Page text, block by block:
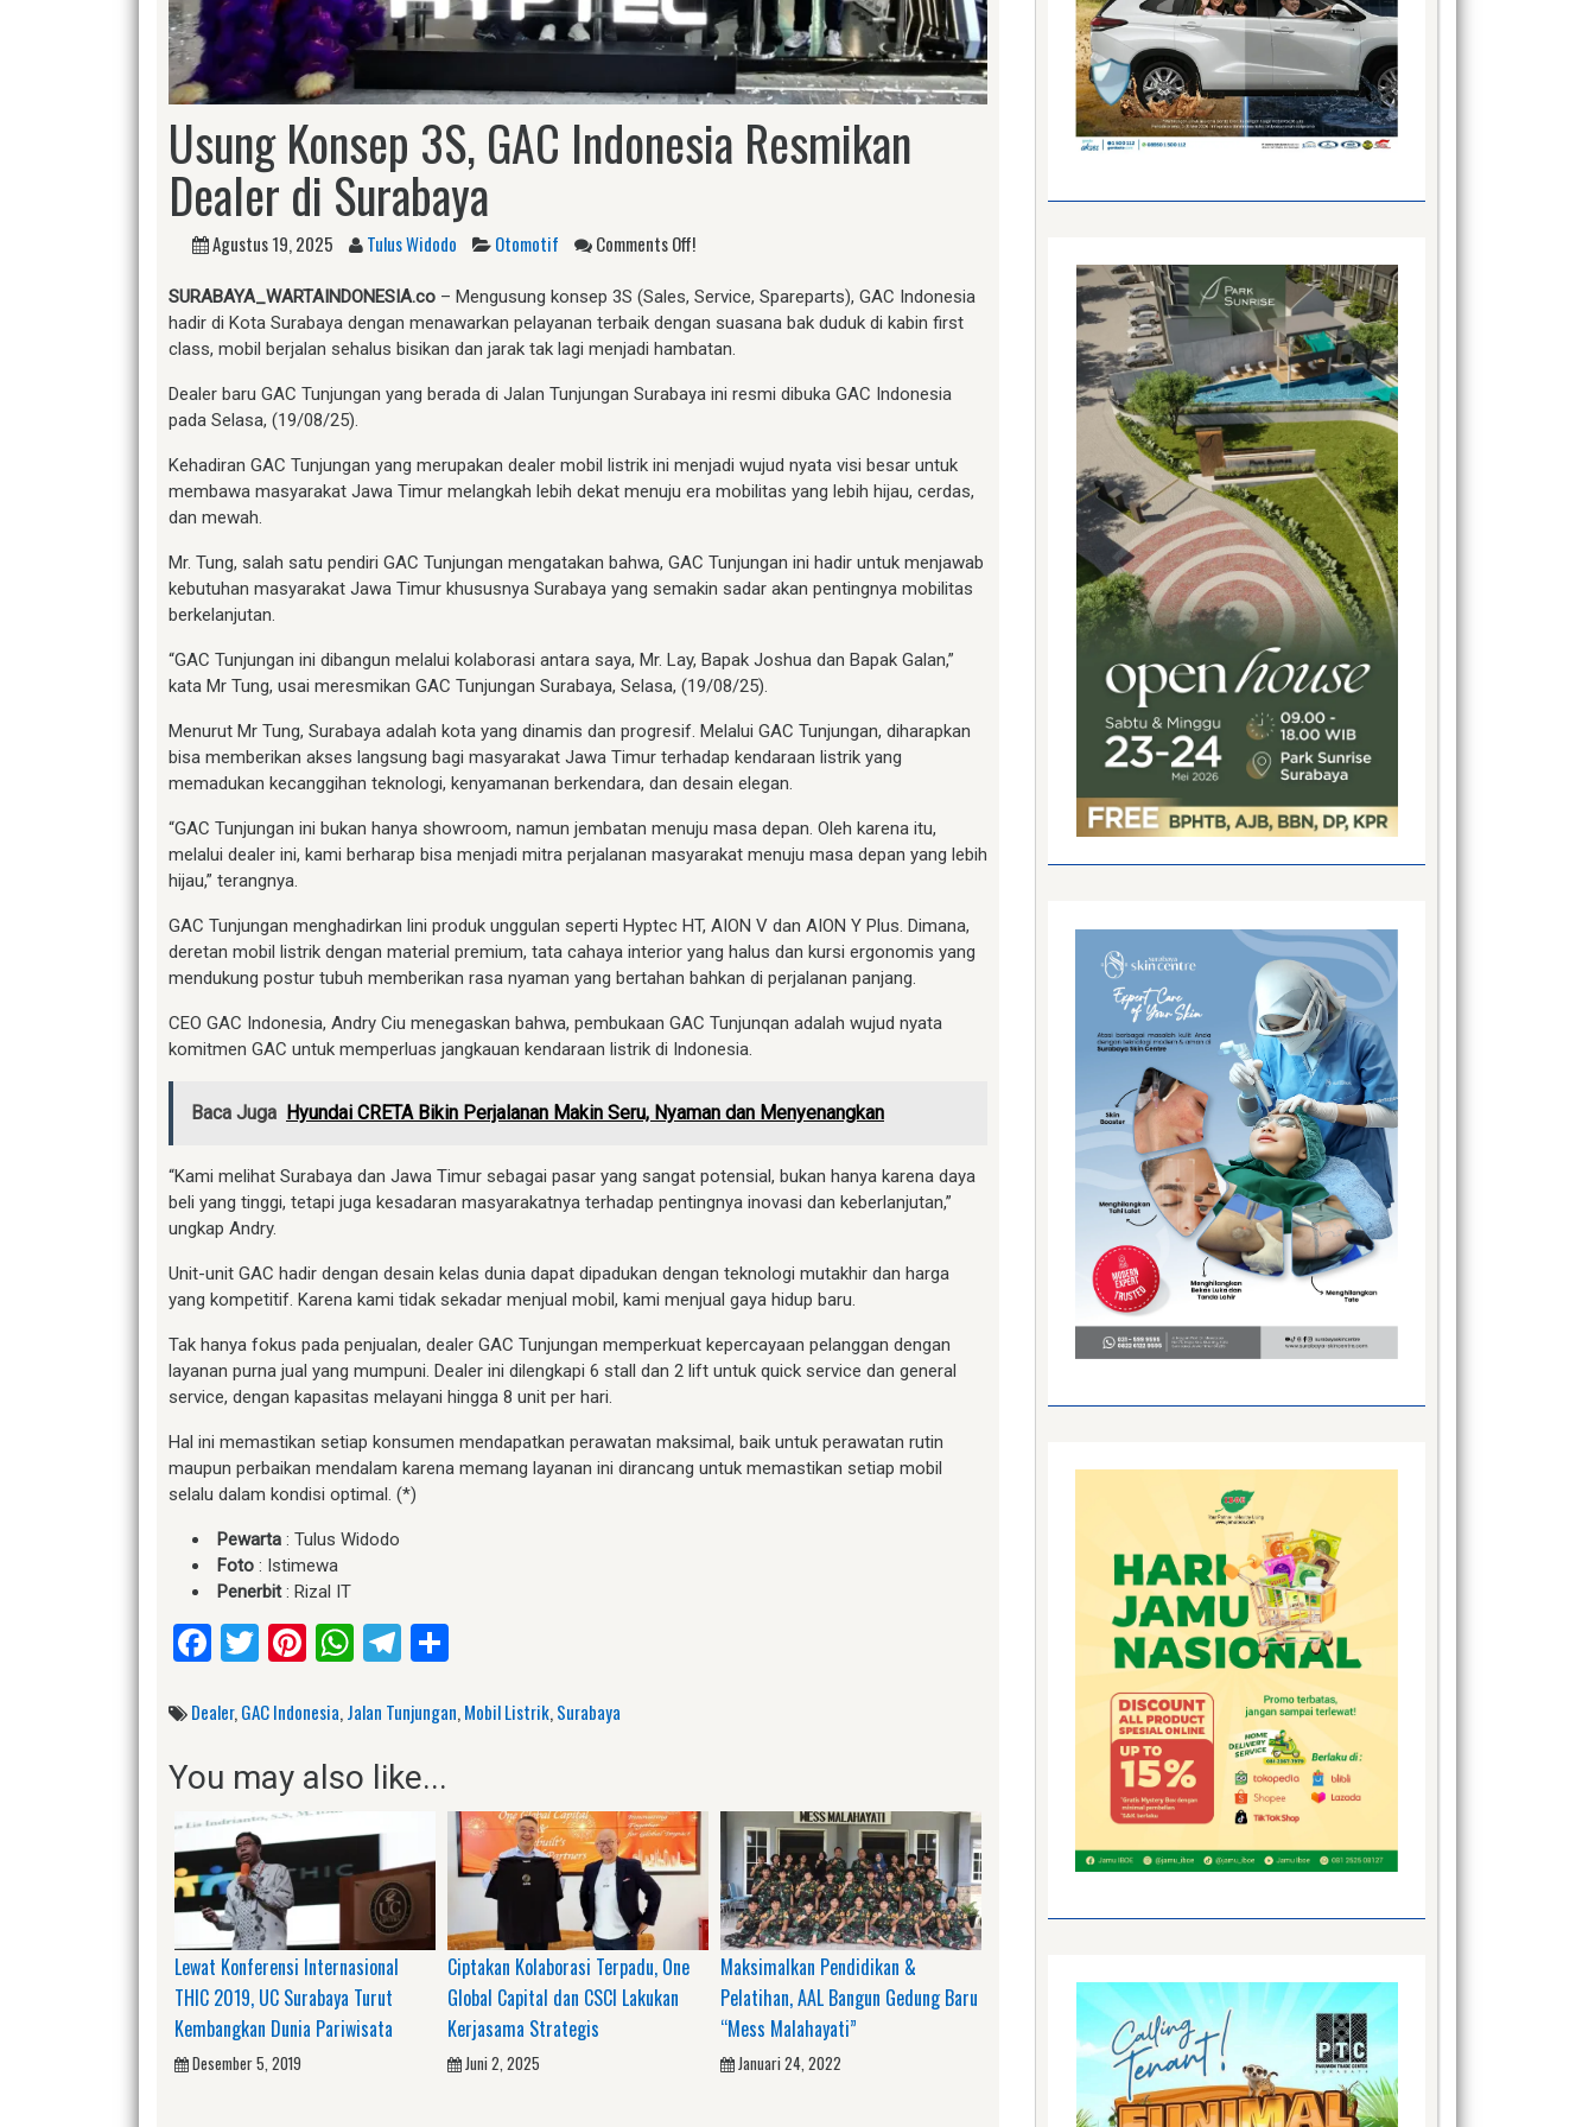
Usung Konsep 3S, GAC Indonesia Resmikan
Dealer di Surabaya
Agustus 19, 2025 Tulus Widodo Otomotif Comments Off!
SURABAYA_WARTAINDONESIA.co – Mengusung konsep 3S (Sales, Service, Spareparts), GAC Indonesia
hadir di Kota Surabaya dengan menawarkan pelayanan terbaik dengan suasana bak duduk di kabin first
class, mobil berjalan sehalus bisikan dan jarak tak lagi menjadi hambatan.
Dealer baru GAC Tunjungan yang berada di Jalan Tunjungan Surabaya ini resmi dibuka GAC Indonesia
pada Selasa, (19/08/25).
Kehadiran GAC Tunjungan yang merupakan dealer mobil listrik ini menjadi wujud nyata visi besar untuk
membawa masyarakat Jawa Timur melangkah lebih dekat menuju era mobilitas yang lebih hijau, cerdas,
dan mewah.
Mr. Tung, salah satu pendiri GAC Tunjungan mengatakan bahwa, GAC Tunjungan ini hadir untuk menjawab
kebutuhan masyarakat Jawa Timur khususnya Surabaya yang semakin sadar akan pentingnya mobilitas
berkelanjutan.
“GAC Tunjungan ini dibangun melalui kolaborasi antara saya, Mr. Lay, Bapak Joshua dan Bapak Galan,”
kata Mr Tung, usai meresmikan GAC Tunjungan Surabaya, Selasa, (19/08/25).
Menurut Mr Tung, Surabaya adalah kota yang dinamis dan progresif. Melalui GAC Tunjungan, diharapkan
bisa memberikan akses langsung bagi masyarakat Jawa Timur terhadap kendaraan listrik yang
memadukan kecanggihan teknologi, kenyamanan berkendara, dan desain elegan.
“GAC Tunjungan ini bukan hanya showroom, namun jembatan menuju masa depan. Oleh karena itu,
melalui dealer ini, kami berharap bisa menjadi mitra perjalanan masyarakat menuju masa depan yang lebih
hijau,” terangnya.
GAC Tunjungan menghadirkan lini produk unggulan seperti Hyptec HT, AION V dan AION Y Plus. Dimana,
deretan mobil listrik dengan material premium, tata cahaya interior yang halus dan kursi ergonomis yang
mendukung postur tubuh memberikan rasa nyaman yang bertahan bahkan di perjalanan panjang.
CEO GAC Indonesia, Andry Ciu menegaskan bahwa, pembukaan GAC Tunjunqan adalah wujud nyata
komitmen GAC untuk memperluas jangkauan kendaraan listrik di Indonesia.
Baca Juga Hyundai CRETA Bikin Perjalanan Makin Seru, Nyaman dan Menyenangkan
“Kami melihat Surabaya dan Jawa Timur sebagai pasar yang sangat potensial, bukan hanya karena daya
beli yang tinggi, tetapi juga kesadaran masyarakatnya terhadap pentingnya inovasi dan keberlanjutan,”
ungkap Andry.
Unit-unit GAC hadir dengan desain kelas dunia dapat dipadukan dengan teknologi mutakhir dan harga
yang kompetitif. Karena kami tidak sekadar menjual mobil, kami menjual gaya hidup baru.
Tak hanya fokus pada penjualan, dealer GAC Tunjungan memperkuat kepercayaan pelanggan dengan
layanan purna jual yang mumpuni. Dealer ini dilengkapi 6 stall dan 2 lift untuk quick service dan general
service, dengan kapasitas melayani hingga 8 unit per hari.
Hal ini memastikan setiap konsumen mendapatkan perawatan maksimal, baik untuk perawatan rutin
maupun perbaikan mendalam karena memang layanan ini dirancang untuk memastikan setiap mobil
selalu dalam kondisi optimal. (*)
Pewarta : Tulus Widodo
Foto : Istimewa
Penerbit: Rizal IT
Facebook
Twitter
Pinterest
WhatsApp
Telegram
Dealer,GAC Indonesia,Jalan Tunjungan,Mobil Listrik,Surabaya
You may also like...
Lewat Konferensi Internasional
THIC 2019, UC Surabaya Turut
Kembangkan Dunia Pariwisata
Desember 5, 2019
Ciptakan Kolaborasi Terpadu, One
Global Capital dan CSCI Lakukan
Kerjasama Strategis
Juni 2, 2025
Maksimalkan Pendidikan &
Pelatihan, AAL Bangun Gedung Baru
“Mess Malahayati”
Januari 24, 2022